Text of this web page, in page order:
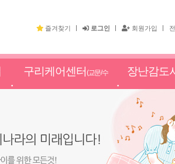
즐겨찾기 로그인 회원가입
구리케어센터 (교문/수 장난감도